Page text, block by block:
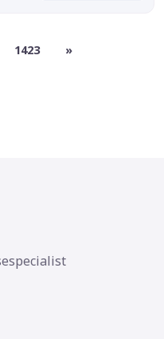
1423 »